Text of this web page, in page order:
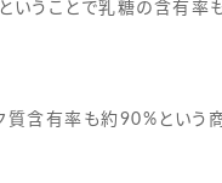
うことで乳糖の含有率
含有率も約90%という